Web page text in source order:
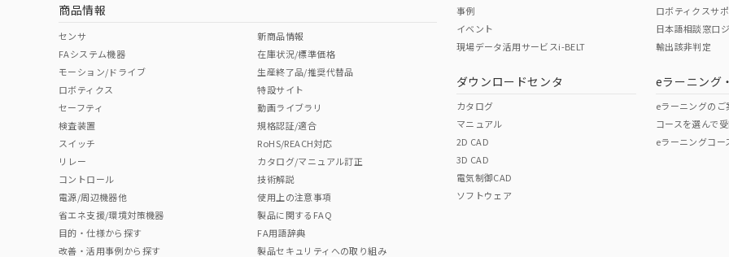
中国 RoHS表
Pb Hg Cr(VI)
"対応済み"や非含有の記載がされた商品であっても、流通在庫等で未対応品が混在する可能性があります。
非含有品が必要な際は、弊社営業部門もしくは販売店へお問い合わせください。
この製品の規格認証/適合
その他の認証はこちらのページからご
商品情報
センサ
FAシステム機器
モーション/ドライブ
ロボティクス
セーフティ
検査装置
スイッチ
リレー
コントロール
電源/周辺機器他
省エネ支援/環境対策機器
目的・仕様から探す
改善・活用事例から探す
新商品情報
在庫状況/標準価格
生産終了品/推奨代替品
特設サイト
動画ライブラリ
規格認証/適合
RoHS/REACH対応
カタログ/マニュアル訂正
技術解説
使用上の注意事項
製品に関するFAQ
FA用語辞典
製品セキュリティへの取り組み
事例
イベント
現場データ活用サービスi-BELT
ダウンロードセンタ
カタログ
マニュアル
2D CAD
3D CAD
電気制御CAD
ソフトウェア
ロボティクスサ
日本語相談窓口
輸出該非判定
eラーニング
eラーニングのご
コースを選んで
eラーニングコー